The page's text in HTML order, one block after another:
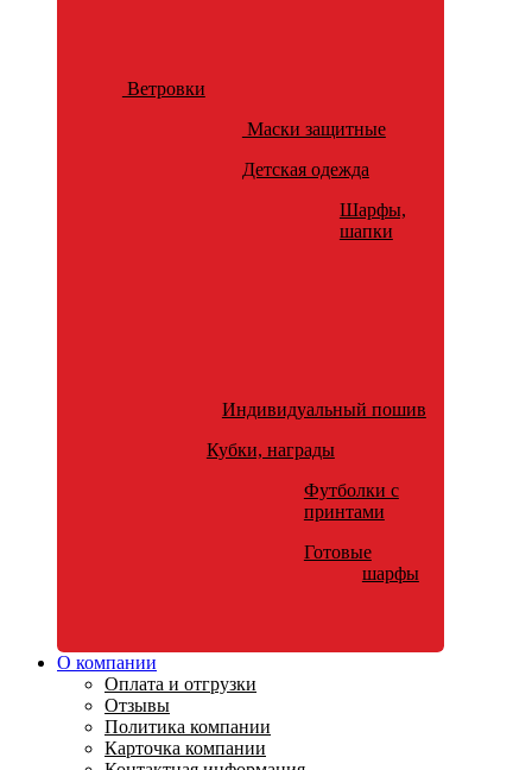
Ветровки
Маски защитные
Детская одежда
Шарфы,
шапки
Индивидуальный пошив
Кубки, награды
Футболки с
принтами
Готовые
шарфы
О компании
Оплата и отгрузки
Отзывы
Политика компании
Карточка компании